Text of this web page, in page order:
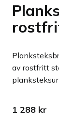
av rostfritt
1 288kr